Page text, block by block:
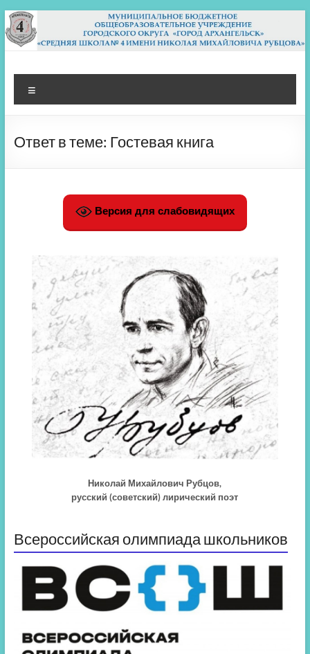
Перейти
к
содержимому
МБОУ СШ 4
Архангельск
Ответ в теме: Гостевая книга
Версия для слабовидящих
Николай Михайлович Рубцов,
русский (советский) лирический поэт
Всероссийская олимпиада школьников